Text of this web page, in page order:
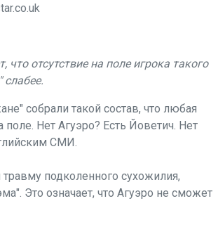
отсутствие на поле игрока такого
слабее.
собрали такой состав, что любая
Нет Агуэро? Есть Йоветич. Нет
СМИ.
подколенного сухожилия,
Это означает, что Агуэро не сможет